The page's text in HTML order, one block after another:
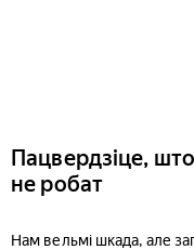
Пацвердзіце,
не робат
Нам вельмі шкада, але